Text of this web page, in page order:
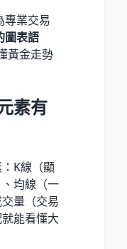
專業交易
圖表語
黃金走勢
素有
K線（顯
均線（一
量（交易
能看懂大